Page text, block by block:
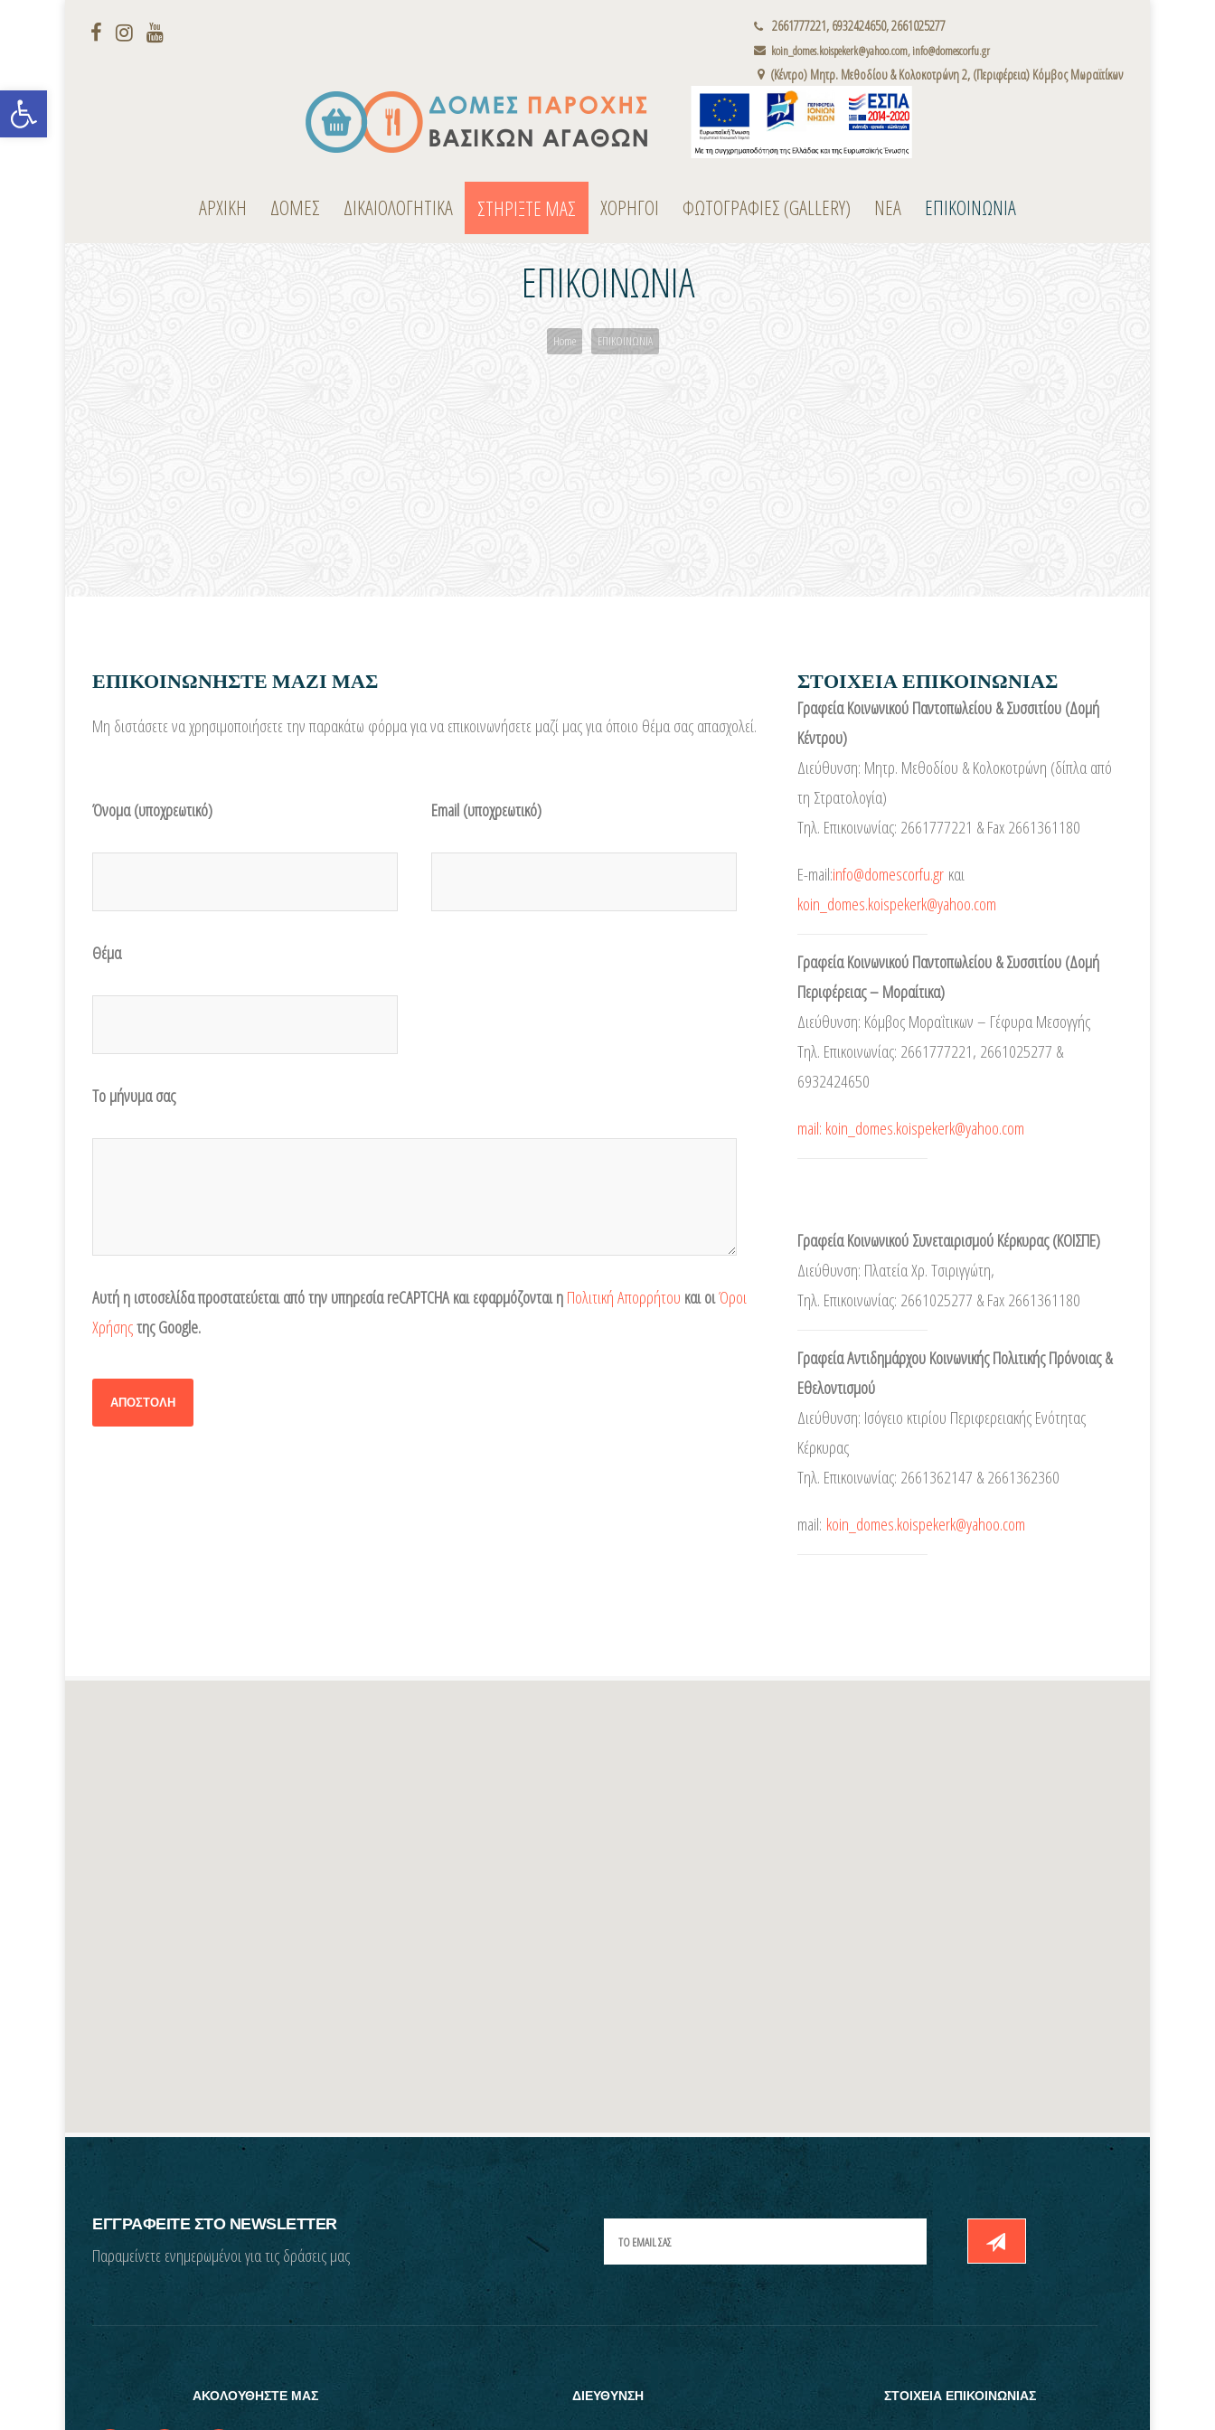
Open toolbar
2661777221, 6932424650, 2661025277
koin_domes.koispekerk@yahoo.com, info@domescorfu.gr
(Κέντρο) Μητρ. Μεθοδίου & Κολοκοτρώνη 2, (Περιφέρεια) Κόμβος Μωραϊτίκων
ΑΡΧΙΚΗ ΔΟΜΕΣ ΔΙΚΑΙΟΛΟΓΗΤΙΚΑ ΣΤΗΡΙΞΤΕ ΜΑΣ ΧΟΡΗΓΟΙ ΦΩΤΟΓΡΑΦΙΕΣ (GALLERY) ΝΕΑ ΕΠΙΚΟΙΝΩΝΙΑ
ΕΠΙΚΟΙΝΩΝΙΑ
Home ΕΠΙΚΟΙΝΩΝΙΑ
ΕΠΙΚΟΙΝΩΝΗΣΤΕ ΜΑΖΙ ΜΑΣ
Μη διστάσετε να χρησιμοποιήσετε την παρακάτω φόρμα για να επικοινωνήσετε μαζί μας για όποιο θέμα σας απασχολεί.
Όνομα(υποχρεωτικό) Email(υποχρεωτικό)
Θέμα
Το μήνυμα σας
Αυτή η ιστοσελίδα προστατεύεται από την υπηρεσία reCAPTCHA και εφαρμόζονται ηΠολιτική Απορρήτου και οιΌροι
Χρήσηςτης Google.
ΣΤΟΙΧΕΙΑ ΕΠΙΚΟΙΝΩΝΙΑΣ
Γραφεία Κοινωνικού Παντοπωλείου & Συσσιτίου (Δομή
Κέντρου)
Διεύθυνση: Μητρ. Μεθοδίου & Κολοκοτρώνη (δίπλα από
τη Στρατολογία)
Τηλ. Επικοινωνίας: 2661777221 & Fax 2661361180
E-mail:info@domescorfu.gr και
koin_domes.koispekerk@yahoo.com
Γραφεία Κοινωνικού Παντοπωλείου & Συσσιτίου (Δομή
Περιφέρειας – Μοραίτικα)
Διεύθυνση: Κόμβος Μοραΐτικων – Γέφυρα Μεσογγής
Τηλ. Επικοινωνίας: 2661777221, 2661025277 &
6932424650
mail: koin_domes.koispekerk@yahoo.com
Γραφεία Κοινωνικού Συνεταιρισμού Κέρκυρας (ΚΟΙΣΠΕ)
Διεύθυνση: Πλατεία Χρ. Τσιριγγώτη,
Τηλ. Επικοινωνίας: 2661025277 & Fax 2661361180
Γραφεία Αντιδημάρχου Κοινωνικής Πολιτικής Πρόνοιας &
Εθελοντισμού
Διεύθυνση: Ισόγειο κτιρίου Περιφερειακής Ενότητας
Κέρκυρας
Τηλ. Επικοινωνίας: 2661362147 & 2661362360
mail: koin_domes.koispekerk@yahoo.com
ΕΓΓΡΑΦΕΙΤΕ ΣΤΟ NEWSLETTER
Παραμείνετε ενημερωμένοι για τις δράσεις μας
ΑΚΟΛΟΥΘΗΣΤΕ ΜΑΣ ΔΙΕΥΘΥΝΣΗ ΣΤΟΙΧΕΙΑ ΕΠΙΚΟΙΝΩΝΙΑΣ